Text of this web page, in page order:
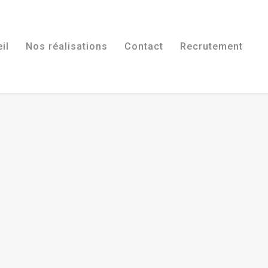
Nos réalisations Contact Recrutement